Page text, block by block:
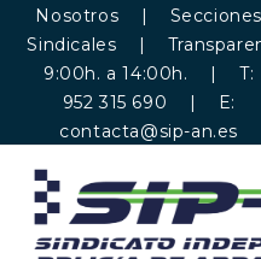
Nosotros | Secciones
Sindicales |
9:00h. a 14:00h. | T:
952 315 690 | E:
contacta@sip-an.es